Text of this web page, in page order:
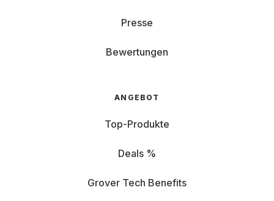
Presse
Bewertungen
ANGEBOT
Top-Produkte
Deals %
Grover Tech Benefits